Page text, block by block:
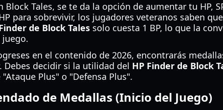
Tales, se te da la opción de aumentar tu HP,
para sobrevivir, los jugadores veteranos saben
de Block Tales solo cuesta 1 BP, lo que la
en el contenido de 2026, encontrarás
Debes decidir si la utilidad del HP Finder de Block
Plus" o "Defensa Plus".
de Medallas (Inicio del Juego)